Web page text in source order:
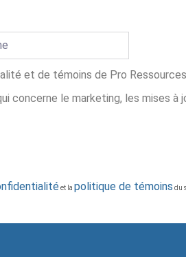
et de témoins de Pro
concerne le marketing, les mises à
et la politique de témoins du